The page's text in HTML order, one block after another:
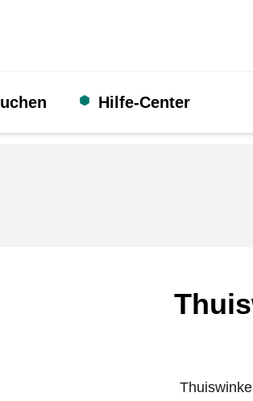
Hilfe-Center